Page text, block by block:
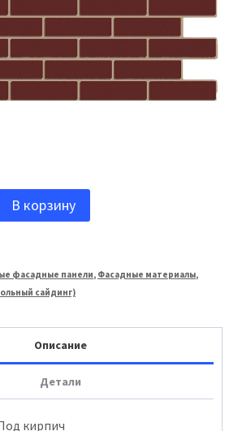
В корзину
фасадные панели, Фасадные материалы,
сайдинг)
Описание
Детали
кирпич